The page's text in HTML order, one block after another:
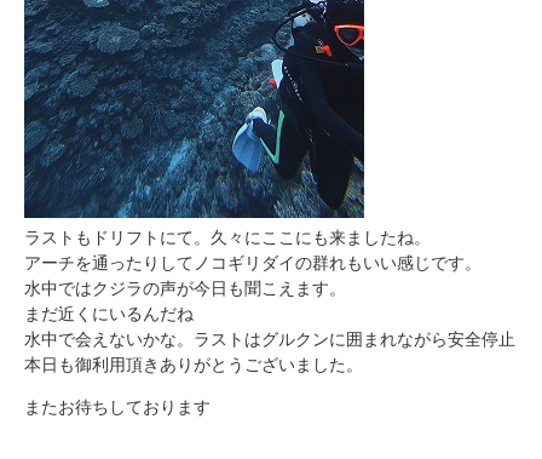
ラストもドリフトにて。久々にここにも来ましたね。
アーチを通ったりしてノコギリダイの群れもいい感じです。
水中ではクジラの声が今日も聞こえます。
まだ近くにいるんだね
水中で会えないかな。ラストはグルクンに囲まれながら安全停止
本日も御利用頂きありがとうございました。
またお待ちしております